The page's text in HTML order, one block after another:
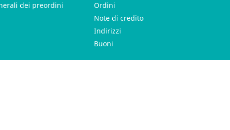
dei preordini
Ordini
Note di credito
Indirizzi
Buoni